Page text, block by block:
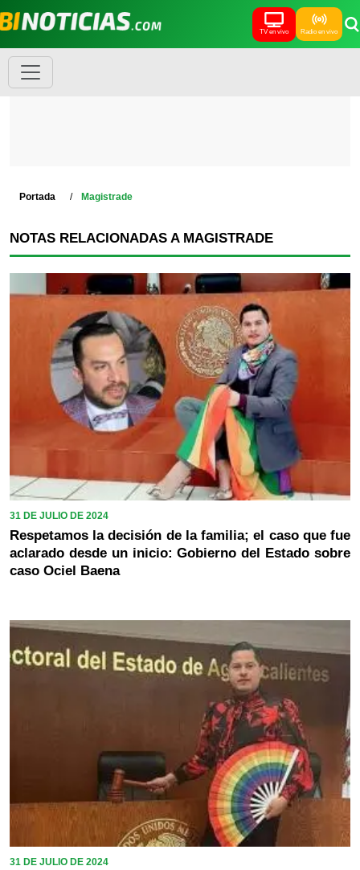
TV en vivo Radio en vivo
Portada Magistrade
NOTAS RELACIONADAS A MAGISTRADE
31 DE JULIO DE 2024
Respetamos la decisión de la familia; el caso que fue
aclarado desde un inicio: Gobierno del Estado sobre
caso Ociel Baena
31 DE JULIO DE 2024